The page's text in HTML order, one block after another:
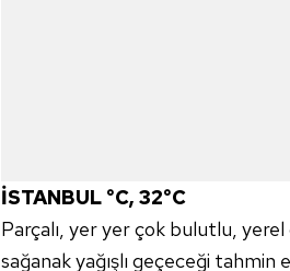
İSTANBUL °C, 32°C
Parçalı, yer yer çok bulutlu,
sağanak yağışlı geçeceği tahmin